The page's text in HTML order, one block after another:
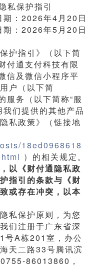
私保护指引
期：2026年4月20日
期：2026年5月20日
护指引》（以下简
付通支付科技有限
信及微信小程序平
户（以下简
服务（以下简称“服
们提供的其他产品
私政策》（链接地
18ed0968618
）的相关规定。
以《财付通隐私政
指引的条款与《财
或存在冲突，以本
私保护原则，为您
们注册于广东省深
号A栋201室，办公
天二路33号腾讯滨
86013860，